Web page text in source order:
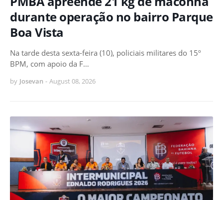
durante operação no bairro Parque
Boa Vista
Na tarde desta sexta-feira (10), policiais militares do 15º
BPM, com apoio da F…
by Josevan - August 08, 2026